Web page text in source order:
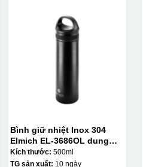
Bình giữ nhiệt Inox 304
Elmich EL-3686OL dung
tích 500ml
Kích thước: 500ml
TG sản xuất: 10 ngày